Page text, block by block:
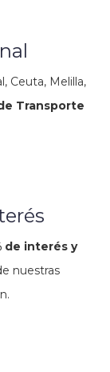
Ceuta, Melilla,
Transporte
de interés y
nuestras